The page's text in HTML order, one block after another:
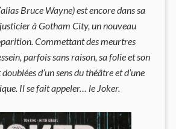
Bruce Wayne) est encore dans sa
à Gotham City, un nouveau
Commettant des meurtres
parfois sans raison, sa folie et son
d’un sens du théâtre et d’une
Il se fait appeler… le Joker.